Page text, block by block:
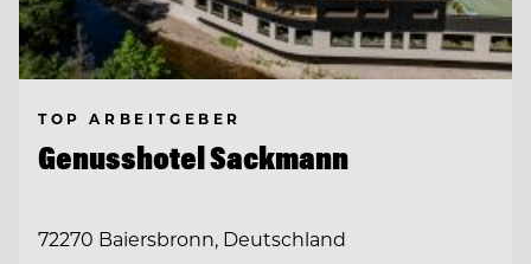
TOP ARBEITGEBER
Genusshotel Sackmann
72270 Baiersbronn, Deutschland